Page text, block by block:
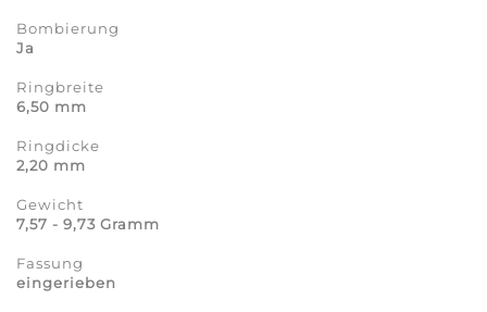
Bombierung
Ja
Ringbreite
6,50 mm
Ringdicke
2,20 mm
Gewicht
7,57 - 9,73 Gramm
Fassung
eingerieben